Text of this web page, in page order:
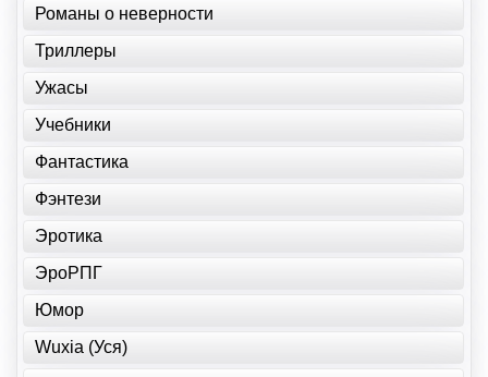
Романы о неверности
Триллеры
Ужасы
Учебники
Фантастика
Фэнтези
Эротика
ЭроРПГ
Юмор
Wuxia (Уся)